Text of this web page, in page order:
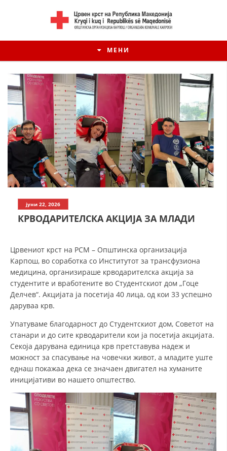
МЕНИ
ДЕЈСТВУВАЊЕ
СТРАТЕГИИ
ЕДУКАТИВНО ИНФОРМАТИВНИ МАТЕРИЈАЛИ
БРОШУРИ
ПОСТЕРИ
ПРЕЗЕНТАЦИИ
јуни 22, 2026
КРВОДАРИТЕЛСКА АКЦИЈА ЗА МЛАДИ
Црвениот крст на РСМ – Општинска организација
Карпош, во соработка со Институтот за трансфузиона
медицина, организираше крводарителска акција за
студентите и вработените во Студентскиот дом „Гоце
Делчев“. Акцијата ја посетија 40 лица, од кои 33 успешно
даруваа крв.
Упатуваме благодарност до Студентскиот дом, Советот на
станари и до сите крводарители кои ја посетија акцијата.
Секоја дарувана единица крв претставува надеж и
можност за спасување на човечки живот, а младите уште
еднаш покажаа дека се значаен двигател на хуманите
иницијативи во нашето општество.